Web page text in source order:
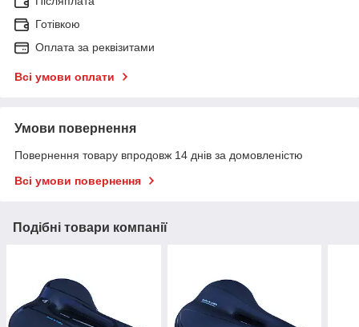
Готівкою
Оплата за реквізитами
Всі умови оплати
Умови повернення
Повернення товару впродовж 14 днів за домовленістю
Всі умови повернення
Подібні товари компанії